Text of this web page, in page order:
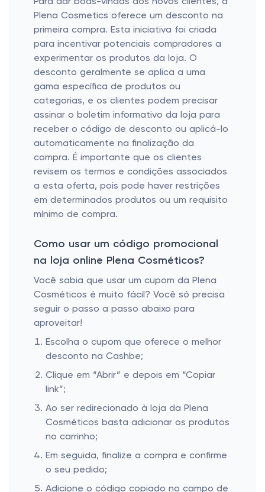
Plena Cosmetics oferece um desconto na
primeira compra. Esta iniciativa foi criada
para incentivar potenciais compradores a
experimentar os produtos da loja. O
desconto geralmente se aplica a uma
gama específica de produtos ou
categorias, e os clientes podem precisar
assinar o boletim informativo da loja para
receber o código de desconto ou aplicá-lo
automaticamente na finalização da
compra. É importante que os clientes
revisem os termos e condições associados
a esta oferta, pois pode haver restrições
em determinados produtos ou um requisito
mínimo de compra.
Como usar um código promocional
na loja online Plena Cosméticos?
Você sabia que usar um cupom da Plena
Cosméticos é muito fácil? Você só precisa
seguir o passo a passo abaixo para
aproveitar!
Escolha o cupom que oferece o melhor
desconto na Cashbe;
Clique em “Abrir” e depois em “Copiar
link”;
Ao ser redirecionado à loja da Plena
Cosméticos basta adicionar os produtos
no carrinho;
Em seguida, finalize a compra e confirme
o seu pedido;
Adicione o código copiado no campo de